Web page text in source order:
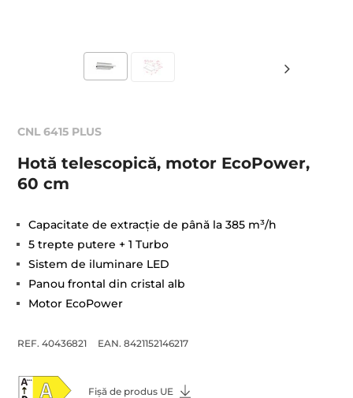
CNL 6415 PLUS
Hotă telescopică, motor EcoPower,
60 cm
Capacitate de extracţie de până la 385 m³/h
5 trepte putere + 1 Turbo
Sistem de iluminare LED
Panou frontal din cristal alb
Motor EcoPower
REF. 40436821 EAN. 8421152146217
Fișă de produs UE